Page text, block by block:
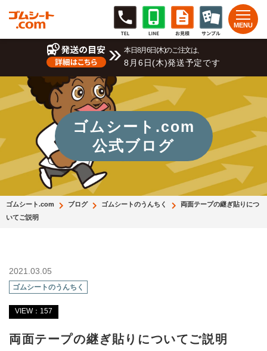
本日8月6日(木)のご注文は、
8月6日(木)発送予定です
ゴムシート.com
公式ブログ
ゴムシート.com ブログ ゴムシートのうんちく
両面テープの継ぎ貼りにつ
いてご説明
2021.03.05
ゴムシートのうんちく
VIEW：157
両面テープの継ぎ貼りについてご説明